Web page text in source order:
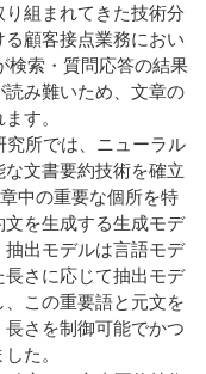
組まれてきた技術分
顧客接点業務におい
検索・質問応答の結果
み難いため、文章の
す。
所では、ニューラル
文書要約技術を確立
中の重要な個所を特
を生成する生成モデ
出モデルは言語モデ
さに応じて抽出モデ
この重要語と元文を
さを制御可能でかつ
た。